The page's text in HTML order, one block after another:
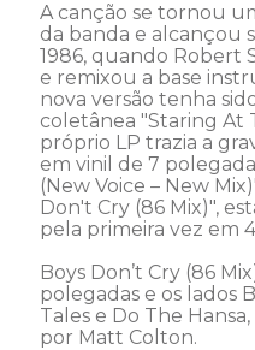
A canção se tornou
da banda e alcançou
1986, quando Robert
e remixou a base
nova versão tenha
coletânea "Staring At
próprio LP trazia a
em vinil de 7
(New Voice – New
Don't Cry (86 Mix)",
pela primeira vez em
Boys Don’t Cry (86
polegadas e os lados
Tales e Do The
por Matt Colton.